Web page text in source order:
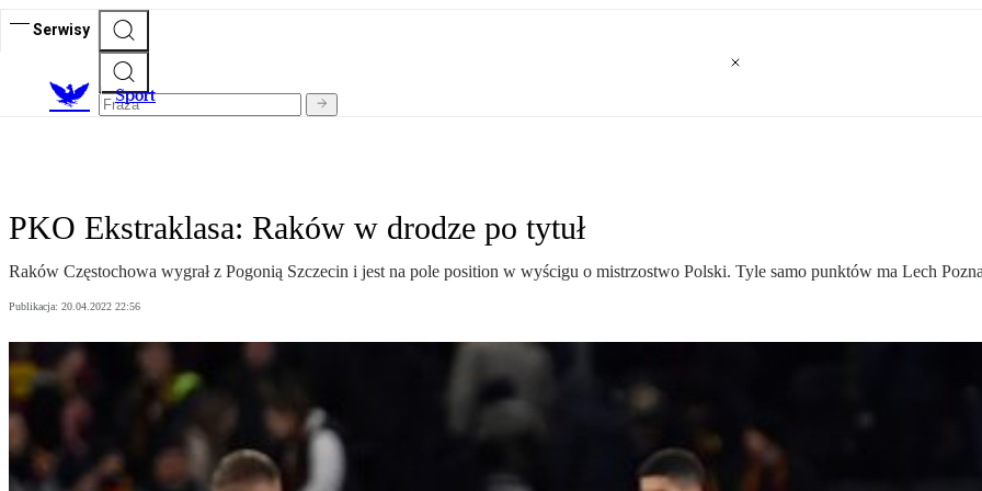
Serwisy
Sport
PKO Ekstraklasa: Raków w drodze po tytuł
Raków Częstochowa wygrał z Pogonią Szczecin i jest na pole position w wyścigu o mistrzostwo Polski. Tyle samo punktów ma Lech
Publikacja: 20.04.2022 22:56